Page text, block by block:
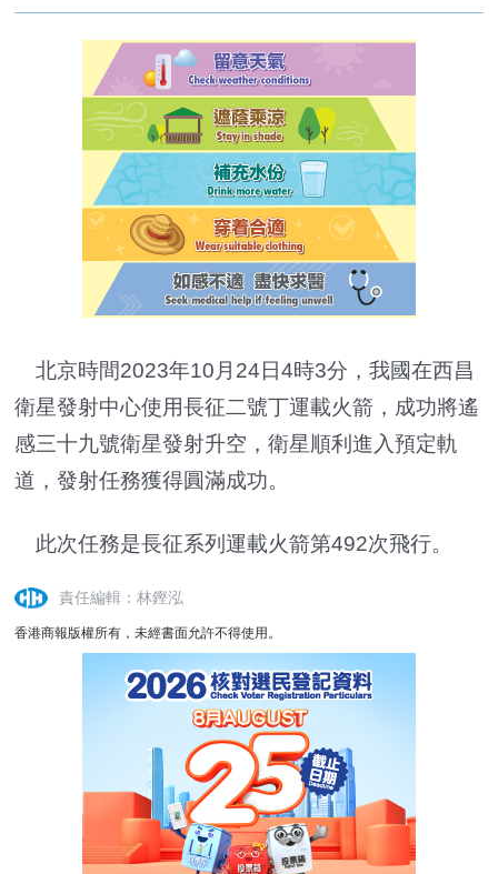
北京時間2023年10月24日4時3分，我國在西昌
衛星發射中心使用長征二號丁運載火箭，成功將遙
感三十九號衛星發射升空，衛星順利進入預定軌
道，發射任務獲得圓滿成功。
此次任務是長征系列運載火箭第492次飛行。
責任編輯：林鏗泓
香港商報版權所有，未經書面允許不得使用。